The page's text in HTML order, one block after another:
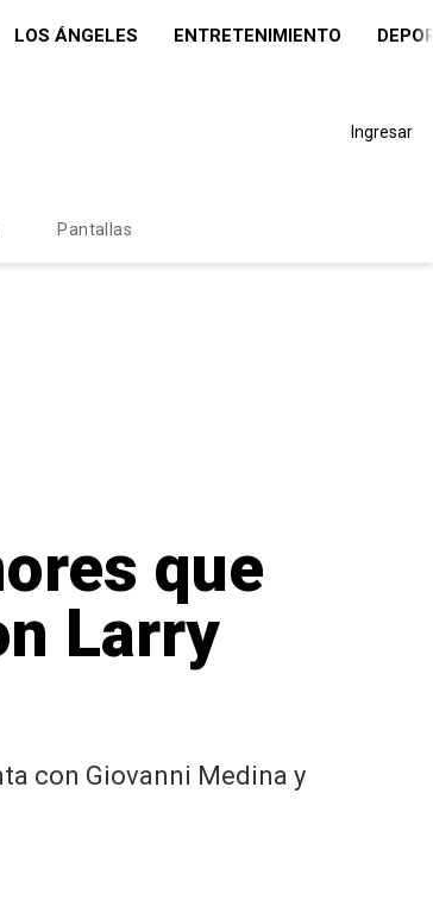
LOS ÁNGELES ENTRETENIMIENTO
Ingresar
Pantallas
que
Larry
con Giovanni Medina y